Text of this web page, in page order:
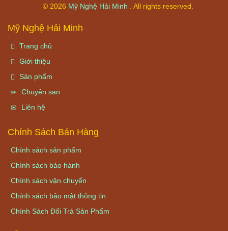
© 2026 Mỹ Nghệ Hải Minh . All rights reserved.
Mỹ Nghệ Hải Minh
Trang chủ
Giới thiệu
Sản phẩm
Chuyên san
Liên hệ
Chính Sách Bán Hàng
Chính sách sản phẩm
Chính sách bảo hành
Chính sách vận chuyển
Chính sách bảo mật thông tin
Chính Sách Đổi Trả Sản Phẩm